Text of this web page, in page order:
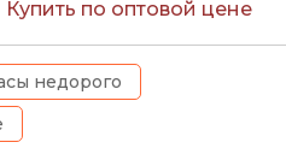
Купить по оптовой цене
недорого